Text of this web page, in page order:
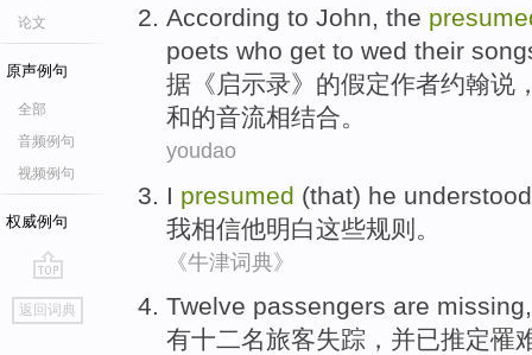
论文
原声例句
全部
音频例句
视频例句
权威例句
go
top
返回词典
According to John, the
poets who get to wed their
据 《启示录》 的假定作者约翰说
和的音流相结合。
youdao
I presumed (that) he understood
我相信他明白这些规则 。
《牛津词典》
Twelve passengers are missing
有十二名旅客失踪 ， 并已推定罹